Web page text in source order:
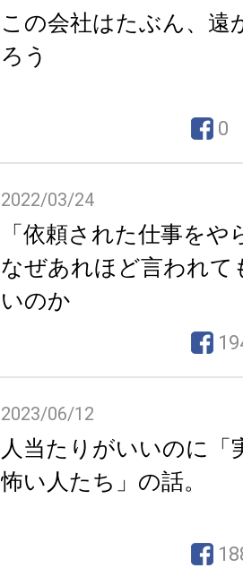
この会社はたぶん、遠
ろう
0
2022/03/24
「依頼された仕事を
なぜあれほど言われて
いのか
2023/06/12
人当たりがいいのに「
怖い人たち」の話。